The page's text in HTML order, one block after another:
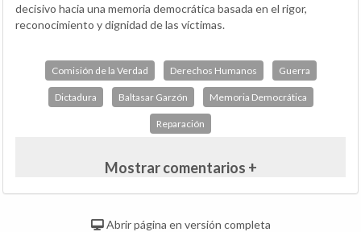
decisivo hacia una memoria democrática basada en el rigor,
reconocimiento y dignidad de las víctimas.
Comisión de la Verdad Derechos Humanos Guerra
Dictadura Baltasar Garzón Memoria Democrática
Reparación
Mostrar comentarios +
Abrir página en versión completa